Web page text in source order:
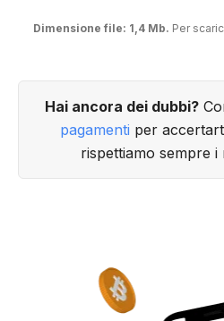
Dimensione file: 1,4 Mb. Per
Hai ancora dei dubbi?
pagamenti per
rispettiamo sempre i